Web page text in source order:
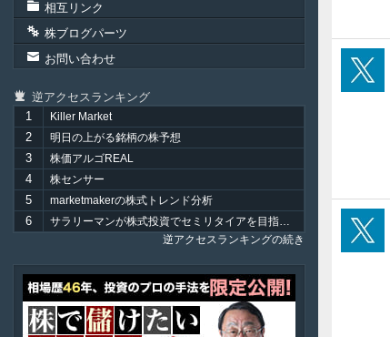
相互リンク
株ブログパーツ
お問い合わせ
逆アクセスランキング
1
Killer Market
2 明日の上がる銘柄の株予想
3 株価アルゴREAL
4 株センサー
5 marketmakerの株式トレンド分析
6
サラリーマンが株式投資でセミリタイアを目指してみました。
逆アクセスランキングの続き